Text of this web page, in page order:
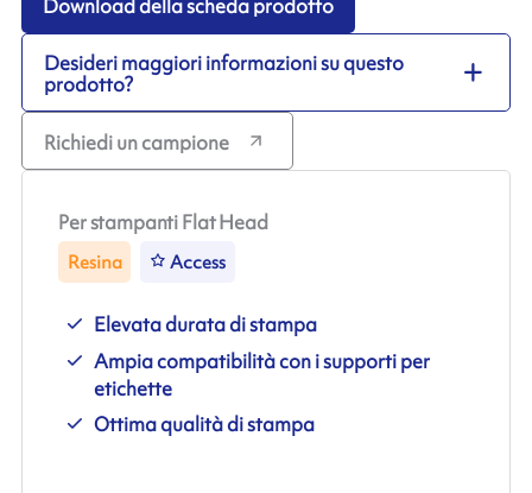
Download della scheda prodotto
Desideri maggiori informazioni su questo
prodotto?
Richiedi un campione
Per stampanti Flat Head
Resina Access
Elevata durata di stampa
Ampia compatibilità con i supporti per
etichette
Ottima qualità di stampa